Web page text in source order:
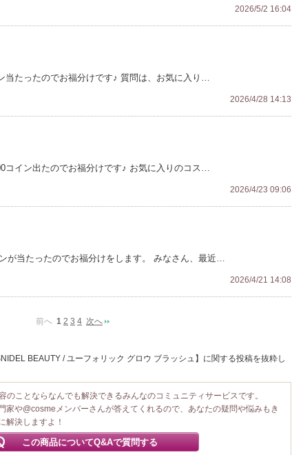
2026/5/2 16:04
当たったのでお福分けです♪ 質問は、お気に入り…
2026/4/28 14:13
コイン出たのでお福分けです♪ お気に入りのコス…
2026/4/23 09:06
が当たったのでお福分けをします。 みなさん、最近…
2026/4/21 14:08
前へ 1 2 3 4 次へ
BEAUTY / ユーフォリック グロウ ブラッシュ】に関する投稿を抜粋し
のことならなんでも解決できるみんなのコミュニティサービスです。
家や@cosmeメンバーさんが答えてくれるので、あなたの疑問や悩みもき
解決しますよ！
この商品についてQ&Aで質問する